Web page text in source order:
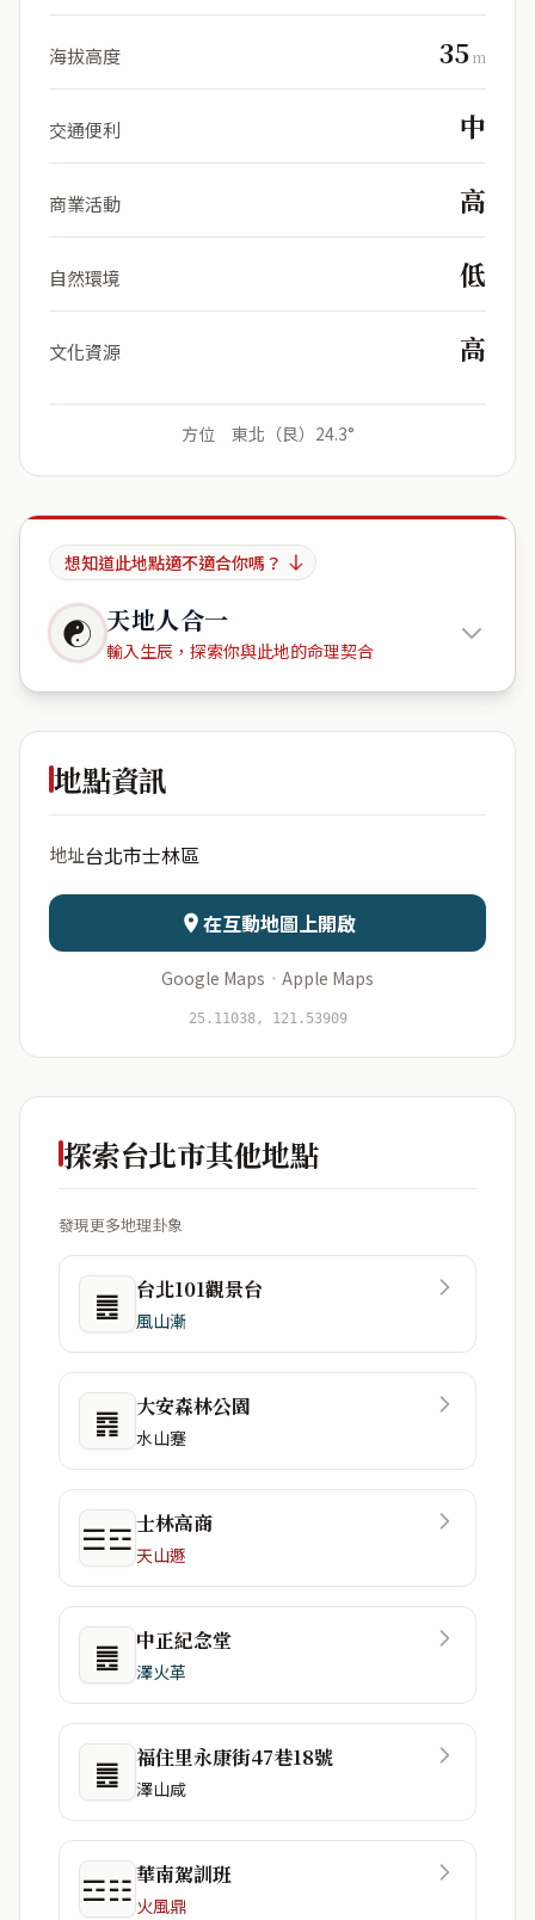
海拔高度 35 m
交通便利 中
商業活動 高
自然環境 低
文化資源 高
方位 東北（艮）24.3°
想知道此地點適不適合你嗎？
☯ 天地人合一
輸入生辰，探索你與此地的命理契合
天母芝園
日期 出生時辰
資料僅用於即時分析，不會儲存於伺服器
地點資訊
地址台北市士林區
在互動地圖上開啟
Google Maps · Apple Maps
25.11038, 121.53909
探索台北市其他地點
發現更多地理卦象
䷌ 台北101觀景台
風山漸
䷴ 大安森林公園
水山蹇
☰☲士林高商
天山遯
䷌ 中正紀念堂
澤火革
䷌ 福住里永康街47巷18號
澤山咸
☲☷華南駕訓班
火風鼎